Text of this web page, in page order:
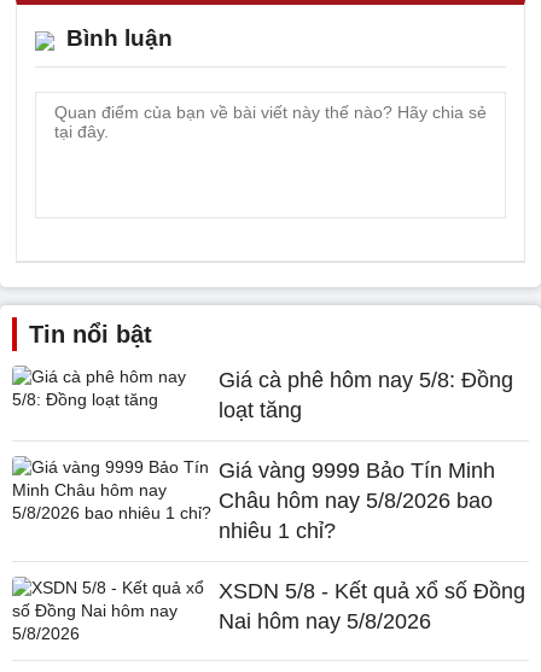
Bình luận
Tin nổi bật
Giá cà phê hôm nay 5/8: Đồng
loạt tăng
Giá vàng 9999 Bảo Tín Minh
Châu hôm nay 5/8/2026 bao
nhiêu 1 chỉ?
XSDN 5/8 - Kết quả xổ số Đồng
Nai hôm nay 5/8/2026